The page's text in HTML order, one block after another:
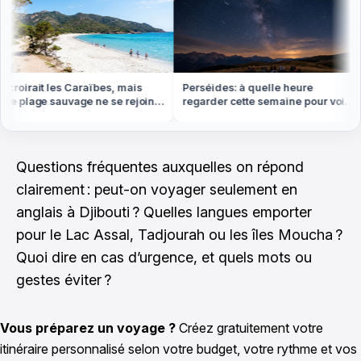
les Caraïbes, mais
plage sauvage ne se rejoint
Perséides: à quelle heure
regarder cette semaine pour voir
Questions fréquentes auxquelles on répond
clairement : peut-on voyager seulement en
anglais à Djibouti ? Quelles langues emporter
pour le Lac Assal, Tadjourah ou les îles Moucha ?
Quoi dire en cas d’urgence, et quels mots ou
gestes éviter ?
Vous préparez un voyage ? Créez gratuitement votre
itinéraire personnalisé selon votre budget, votre rythme et vos